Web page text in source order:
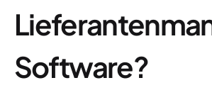
Software?